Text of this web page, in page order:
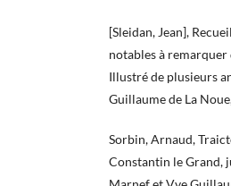
[Sleidan, Jean],
notables à remarquer
Illustré de plusieurs
Guillaume de La
Sorbin, Arnaud,
Constantin le Grand,